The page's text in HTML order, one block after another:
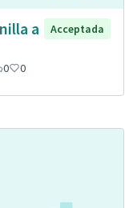
a
Acceptada
0 0